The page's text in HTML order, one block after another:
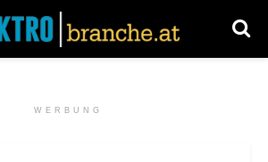
WERBUNG